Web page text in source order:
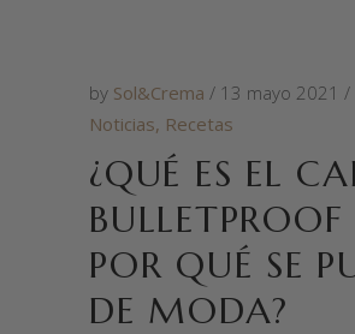
by Sol&Crema
13 mayo 2021
Noticias, Recetas
¿QUÉ ES EL
BULLETPROOF
POR QUÉ SE
DE MODA?